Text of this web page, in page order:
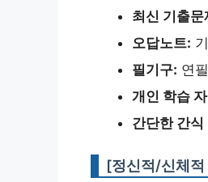
최신 기출문
오답노트:
필기구: 연
개인 학습
간단한 간식
[정신적/신체적